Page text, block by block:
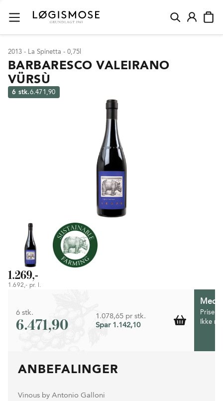
2013 - La Spinetta - 0,75l
BARBARESCO VALEIRANO
VÜRSÙ
6 stk.6.471,90
1.269,-
1.692,- pr. l.
6 stk.
6.471,90
1.078,65 pr stk.
Spar 1.142,10
Prisen
Ikke
ANBEFALINGER
Vinous by Antonio Galloni